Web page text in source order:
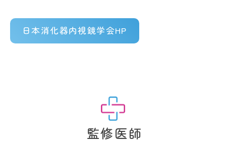
日本消化器内視鏡学会HP
監修医師